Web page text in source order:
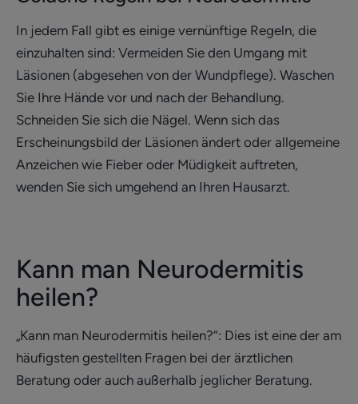
In jedem Fall gibt es einige vernünftige Regeln, die
einzuhalten sind: Vermeiden Sie den Umgang mit
Läsionen (abgesehen von der Wundpflege). Waschen
Sie Ihre Hände vor und nach der Behandlung.
Schneiden Sie sich die Nägel. Wenn sich das
Erscheinungsbild der Läsionen ändert oder allgemeine
Anzeichen wie Fieber oder Müdigkeit auftreten,
wenden Sie sich umgehend an Ihren Hausarzt.
Kann man Neurodermitis
heilen?
„Kann man Neurodermitis heilen?“: Dies ist eine der am
häufigsten gestellten Fragen bei der ärztlichen
Beratung oder auch außerhalb jeglicher Beratung.